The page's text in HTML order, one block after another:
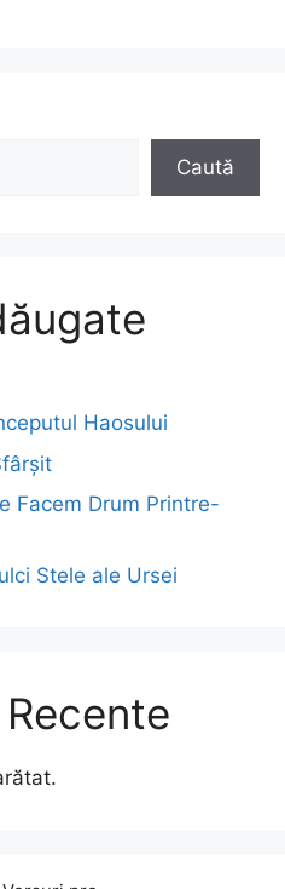
Caută
Haosului
Facem Drum Printre-
Stele ale Ursei